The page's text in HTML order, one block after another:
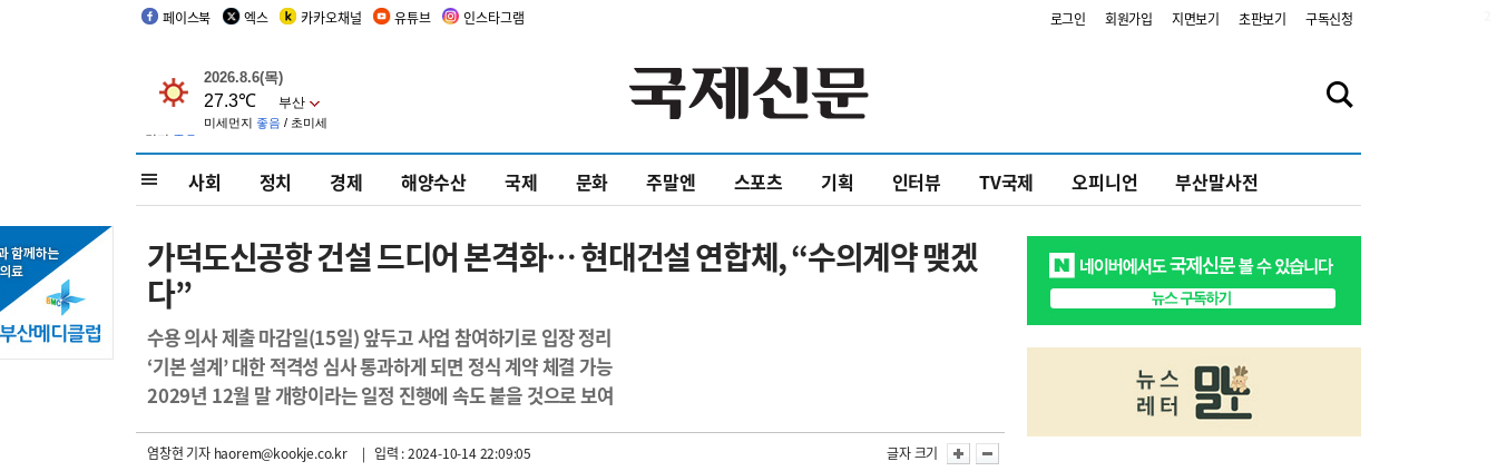
페이스북 엑스 카카오채널 유튜브 인스타그램 로그인 회원가입 지면보기 초판보기 구독신청
사회 정치 경제 해양수산 국제 문화 주말엔 스포츠 기획 인터뷰 TV국제 오피니언 부산말사전
가덕도신공항 건설 드디어 본격화… 현대건설 연합체, “수의계약 맺겠
다”
수용 의사 제출 마감일(15일) 앞두고 사업 참여하기로 입장 정리
‘기본 설계’ 대한 적격성 심사 통과하게 되면 정식 계약 체결 가능
2029년 12월 말 개항이라는 일정 진행에 속도 붙을 것으로 보여
염창현 기자haorem@kookje.co.kr | 입력 : 2024-10-14 22:09:05 글자 크기